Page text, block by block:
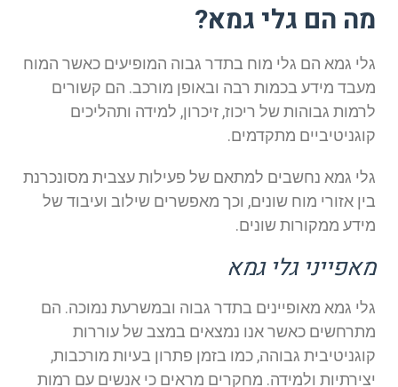
מה הם גלי גמא?
גלי גמא הם גלי מוח בתדר גבוה המופיעים כאשר המוח
מעבד מידע בכמות רבה ובאופן מורכב. הם קשורים
לרמות גבוהות של ריכוז, זיכרון, למידה ותהליכים
קוגניטיביים מתקדמים.
גלי גמא נחשבים למתאם של פעילות עצבית מסונכרנת
בין אזורי מוח שונים, וכך מאפשרים שילוב ועיבוד של
מידע ממקורות שונים.
מאפייני גלי גמא
גלי גמא מאופיינים בתדר גבוה ובמשרעת נמוכה. הם
מתרחשים כאשר אנו נמצאים במצב של עוררות
קוגניטיבית גבוהה, כמו בזמן פתרון בעיות מורכבות,
יצירתיות ולמידה. מחקרים מראים כי אנשים עם רמות